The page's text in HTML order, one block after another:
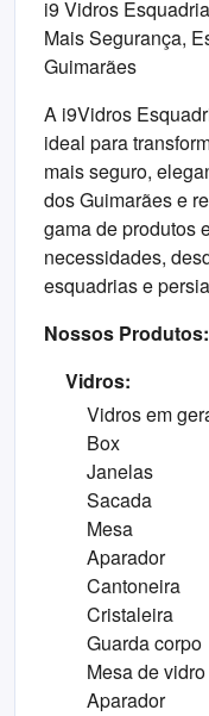
i9 Vidros
Mais Segurança,
Guimarães
A i9Vidros
ideal para
mais seguro,
dos Guimarães e
gama de produtos
necessidades,
esquadrias e
Nossos Produtos:
Vidros:
Vidros em
Box
Janelas
Sacada
Mesa
Aparador
Cantoneira
Cristaleira
Guarda corpo
Mesa de vidro
Aparador